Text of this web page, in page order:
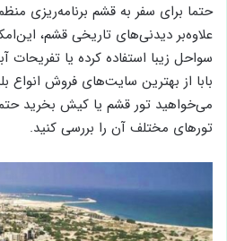
حتما برای سفر به قشم برنامه‌ریزی
علاوه‌بر دیدنی‌های تاریخی قشم،
سواحل زیبا استفاده کرده یا تفریحات
بابا از بهترین سایت‌های فروش انواع
می‌خواهید تور قشم یا کیش بخرید
تور‌های مختلف آن را بررسی کنید.